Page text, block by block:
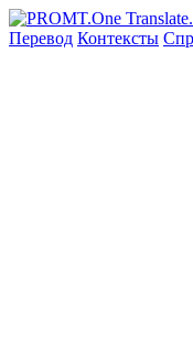
Перевод Контексты